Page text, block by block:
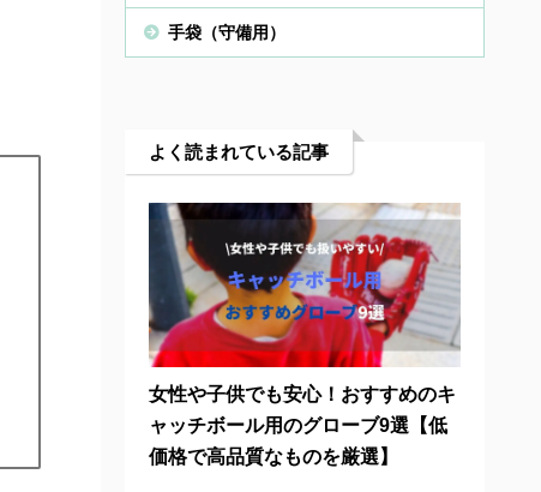
手袋（守備用）
よく読まれている記事
女性や子供でも安心！おすすめのキ
ャッチボール用のグローブ9選【低
価格で高品質なものを厳選】